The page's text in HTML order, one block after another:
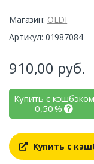
Магазин: OLDI
Артикул: 01987084
910,00 руб.
Купить с кэшбэком
0,50%
Купить с